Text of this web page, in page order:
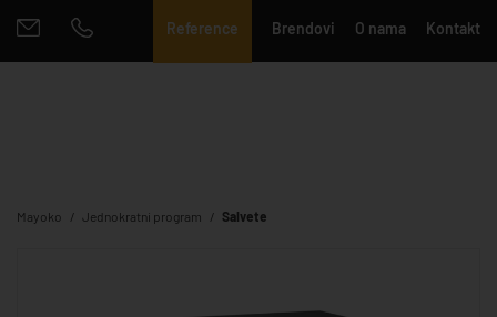
Reference Brendovi O nama Kontakt
Mayoko Jednokratni program Salvete